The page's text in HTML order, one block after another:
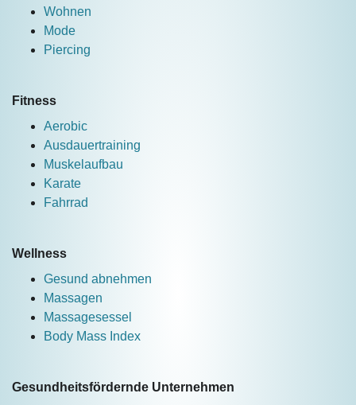
Wohnen
Mode
Piercing
Fitness
Aerobic
Ausdauertraining
Muskelaufbau
Karate
Fahrrad
Wellness
Gesund abnehmen
Massagen
Massagesessel
Body Mass Index
Gesundheitsfördernde Unternehmen